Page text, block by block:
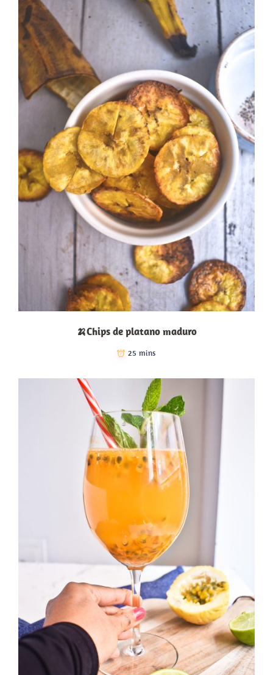
🍌Chips de platano maduro
25 mins